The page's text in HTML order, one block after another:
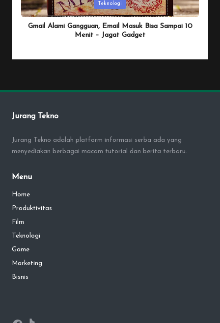
Posted
in
Teknologi
Gmail Alami Gangguan, Email Masuk Bisa Sampai 10
Menit – Jagat Gadget
Jurang Tekno
Jurang Tekno adalah platform informasi serba ada yang
menyediakan berbagai macam tutorial dan berita terbaru.
Menu
Home
Produktivitas
Film
Teknologi
Game
Marketing
Bisnis